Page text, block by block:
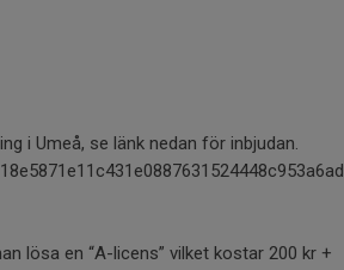
i Umeå, se länk nedan för inbjudan.
lösa en “A-licens” vilket kostar 200 kr +